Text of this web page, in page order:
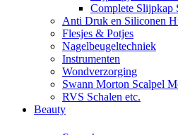
Complete Slijpkap
Anti Druk en Siliconen
Flesjes & Potjes
Nagelbeugeltechniek
Instrumenten
Wondverzorging
Swann Morton Scalpel
RVS Schalen etc.
Beauty